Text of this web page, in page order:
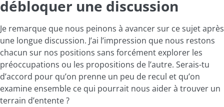
débloquer une discussion
Je remarque que nous peinons à avancer sur ce sujet après
une longue discussion. J’ai l’impression que nous restons
chacun sur nos positions sans forcément explorer les
préoccupations ou les propositions de l’autre. Serais-tu
d’accord pour qu’on prenne un peu de recul et qu’on
examine ensemble ce qui pourrait nous aider à trouver un
terrain d’entente ?